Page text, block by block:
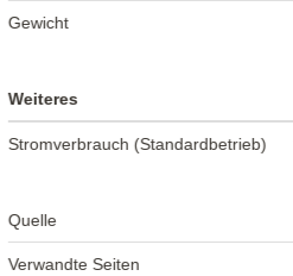
Gewicht
Weiteres
Stromverbrauch (Standardbetrieb)
Quelle
Verwandte Seiten